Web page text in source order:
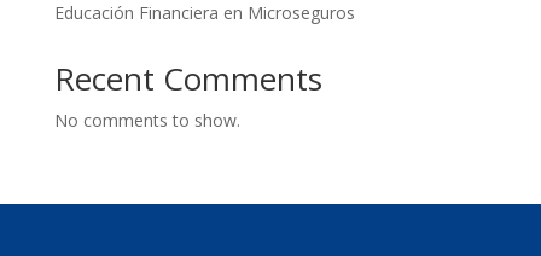
Educación Financiera en Microseguros
Recent Comments
No comments to show.